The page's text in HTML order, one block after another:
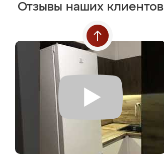
Отзывы наших клиентов